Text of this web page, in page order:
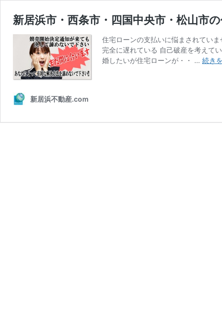
新居浜市・西条市・四国中央市・松山市
住宅ローンの支払いに悩まされてい
完全に遅れている 自己破産を考えて
婚したいが住宅ローンが・・ … 続き
新居浜不動産.com